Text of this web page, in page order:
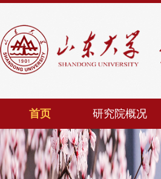
首页 研究院概况